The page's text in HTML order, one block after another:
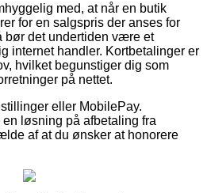
med, at når en butik
for en salgspris der anses for
bør det undertiden være et
internet handler. Kortbetalinger er
hvilket begunstiger dig som
på nettet.
eller MobilePay.
løsning på afbetaling fra
af at du ønsker at honorere